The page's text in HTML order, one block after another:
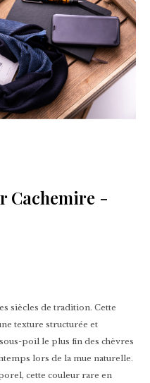
Cachemire -
siècles de tradition. Cette
texture structurée et
poil le plus fin des chèvres
lors de la mue naturelle.
cette couleur rare en